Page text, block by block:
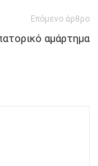
Επόμενο άρθρο
αμάρτημα